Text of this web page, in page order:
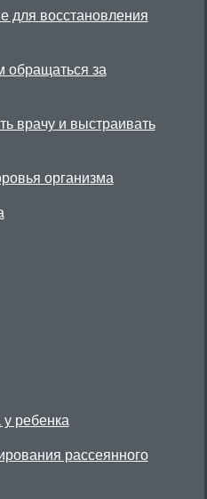
для восстановления
обращаться за
врачу и выстраивать
организма
ребенка
рассеянного